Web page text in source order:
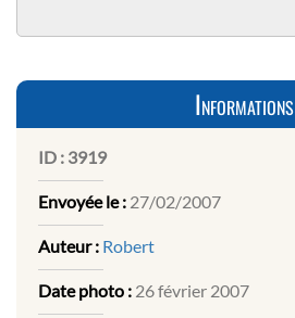
Informations
ID : 3919
Envoyée le : 27/02/2007
Auteur : Robert
Date photo : 26 février 2007